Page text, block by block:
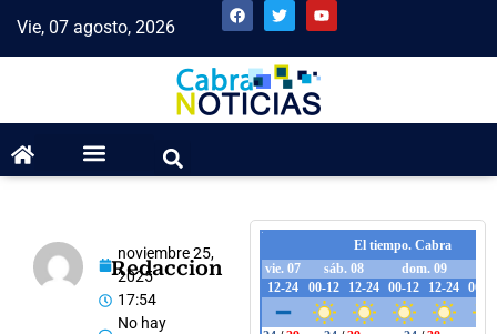
Vie, 07 agosto, 2026
Redaccion
noviembre 25,
2025
17:54
No hay